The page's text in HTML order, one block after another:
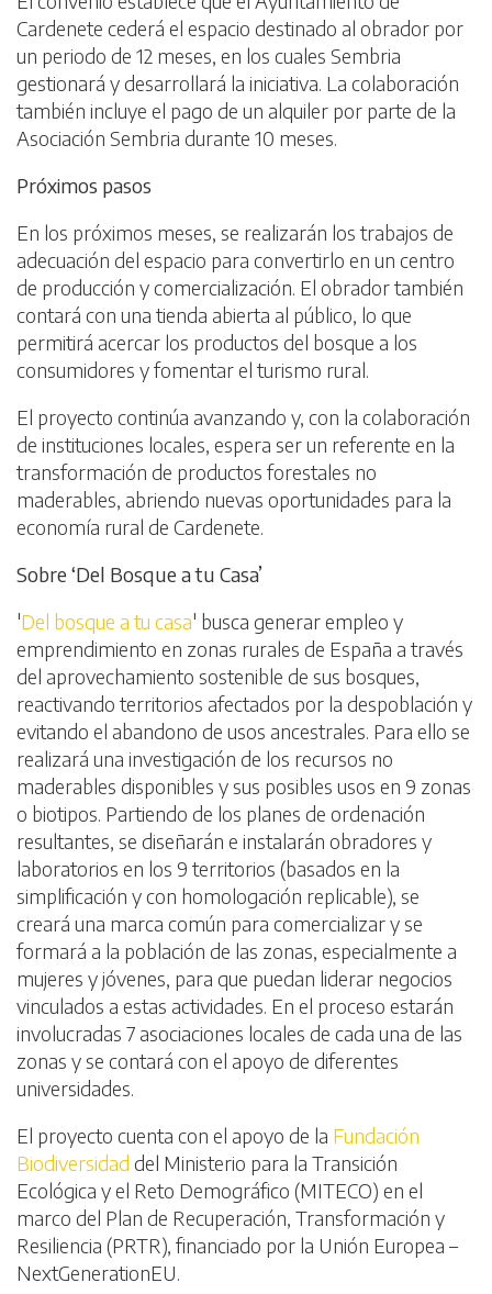
Cardenete cederá el espacio destinado al obrador por
un periodo de 12 meses, en los cuales Sembria
gestionará y desarrollará la iniciativa. La colaboración
también incluye el pago de un alquiler por parte de la
Asociación Sembria durante 10 meses.
Próximos pasos
En los próximos meses, se realizarán los trabajos de
adecuación del espacio para convertirlo en un centro
de producción y comercialización. El obrador también
contará con una tienda abierta al público, lo que
permitirá acercar los productos del bosque a los
consumidores y fomentar el turismo rural.
El proyecto continúa avanzando y, con la colaboración
de instituciones locales, espera ser un referente en la
transformación de productos forestales no
maderables, abriendo nuevas oportunidades para la
economía rural de Cardenete.
Sobre ‘Del Bosque a tu Casa’
'Del bosque a tu casa' busca generar empleo y
emprendimiento en zonas rurales de España a través
del aprovechamiento sostenible de sus bosques,
reactivando territorios afectados por la despoblación y
evitando el abandono de usos ancestrales. Para ello se
realizará una investigación de los recursos no
maderables disponibles y sus posibles usos en 9 zonas
o biotipos. Partiendo de los planes de ordenación
resultantes, se diseñarán e instalarán obradores y
laboratorios en los 9 territorios (basados en la
simplificación y con homologación replicable), se
creará una marca común para comercializar y se
formará a la población de las zonas, especialmente a
mujeres y jóvenes, para que puedan liderar negocios
vinculados a estas actividades. En el proceso estarán
involucradas 7 asociaciones locales de cada una de las
zonas y se contará con el apoyo de diferentes
universidades.
El proyecto cuenta con el apoyo de la Fundación
Biodiversidad del Ministerio para la Transición
Ecológica y el Reto Demográfico (MITECO) en el
marco del Plan de Recuperación, Transformación y
Resiliencia (PRTR), financiado por la Unión Europea –
NextGenerationEU.